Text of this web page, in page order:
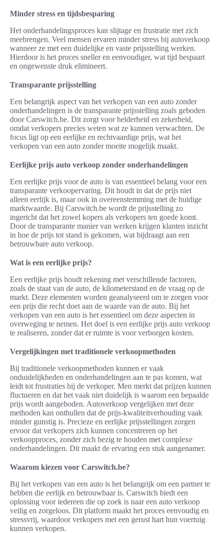
Minder stress en tijdsbesparing
Het onderhandelingsproces kan slijtage en frustratie met zich
meebrengen. Veel mensen ervaren minder stress bij autoverkoop
wanneer ze met een duidelijke en vaste prijsstelling werken.
Hierdoor is het proces sneller en eenvoudiger, wat tijd bespaart
en ongewenste druk elimineert.
Transparante prijsstelling
Een belangrijk aspect van het verkopen van een auto zonder
onderhandelingen is de transparante prijsstelling zoals geboden
door Carswitch.be. Dit zorgt voor helderheid en zekerheid,
omdat verkopers precies weten wat ze kunnen verwachten. De
focus ligt op een eerlijke en rechtvaardige prijs, wat het
verkopen van een auto zonder moeite mogelijk maakt.
Eerlijke prijs auto verkoop zonder onderhandelingen
Een eerlijke prijs voor de auto is van essentieel belang voor een
transparante verkoopervaring. Dit houdt in dat de prijs niet
alleen eerlijk is, maar ook in overeenstemming met de huidige
marktwaarde. Bij Carswitch.be wordt de prijsstelling zo
ingericht dat het zowel kopers als verkopers ten goede komt.
Door de transparante manier van werken krijgen klanten inzicht
in hoe de prijs tot stand is gekomen, wat bijdraagt aan een
betrouwbare auto verkoop.
Wat is een eerlijke prijs?
Een eerlijke prijs houdt rekening met verschillende factoren,
zoals de staat van de auto, de kilometerstand en de vraag op de
markt. Deze elementen worden geanalyseerd om te zorgen voor
een prijs die recht doet aan de waarde van de auto. Bij het
verkopen van een auto is het essentieel om deze aspecten in
overweging te nemen. Het doel is een eerlijke prijs auto verkoop
te realiseren, zonder dat er ruimte is voor verborgen kosten.
Vergelijkingen met traditionele verkoopmethoden
Bij traditionele verkoopmethoden kunnen er vaak
onduidelijkheden en onderhandelingen aan te pas komen, wat
leidt tot frustraties bij de verkoper. Men merkt dat prijzen kunnen
fluctueren en dat het vaak niet duidelijk is waarom een bepaalde
prijs wordt aangeboden. Autoverkoop vergelijken met deze
methoden kan onthullen dat de prijs-kwaliteitverhouding vaak
minder gunstig is. Precieze en eerlijke prijsstellingen zorgen
ervoor dat verkopers zich kunnen concentreren op het
verkoopproces, zonder zich bezig te houden met complexe
onderhandelingen. Dit maakt de ervaring een stuk aangenamer.
Waarom kiezen voor Carswitch.be?
Bij het verkopen van een auto is het belangrijk om een partner te
hebben die eerlijk en betrouwbaar is. Carswitch biedt een
oplossing voor iedereen die op zoek is naar een auto verkoop
veilig en zorgeloos. Dit platform maakt het proces eenvoudig en
stressvrij, waardoor verkopers met een gerust hart hun voertuig
kunnen verkopen.